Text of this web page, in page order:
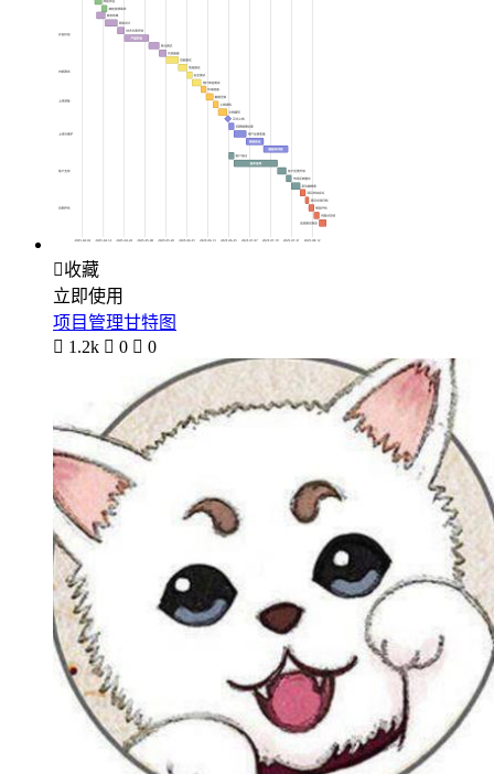
收藏
立即使用
项目管理甘特图
 1.2k  0  0